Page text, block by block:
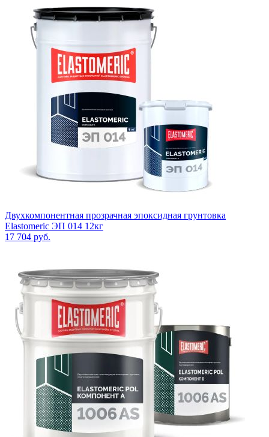
Двухкомпонентная прозрачная эпоксидная грунтовка
Elastomeric ЭП 014 12кг
17 704 руб.